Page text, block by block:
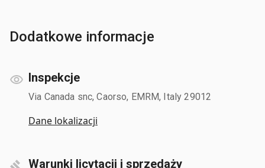
Dodatkowe informacje
Inspekcje
Via Canada snc, Caorso, EMRM, Italy 29012
Dane lokalizacji
Warunki licytacji i sprzedaży